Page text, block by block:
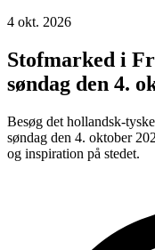
4 okt. 2026
Stofmarked i
søndag den 4.
Besøg det hollandsk-
søndag den 4. oktober
og inspiration på stedet.